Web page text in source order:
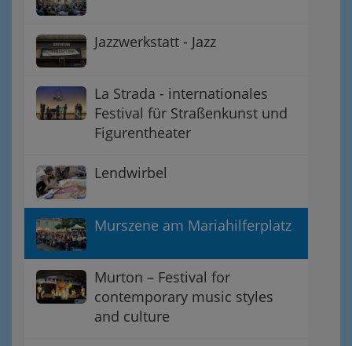
Jazzwerkstatt - Jazz
La Strada - internationales
Festival für Straßenkunst und
Figurentheater
Lendwirbel
Murszene am Mariahilferplatz
Murton – Festival for
contemporary music styles
and culture